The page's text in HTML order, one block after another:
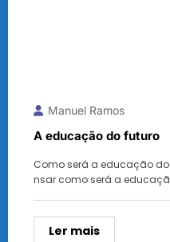
Manuel Ramos
A educação do futuro
Como será a educação
nsar como será a
Ler mais